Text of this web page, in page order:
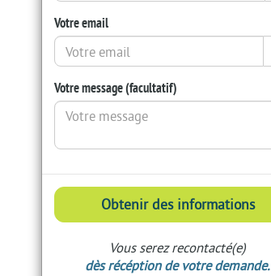
Votre email
Votre message (facultatif)
Obtenir des informations
Vous serez recontacté(e)
dès récéption de votre demande.